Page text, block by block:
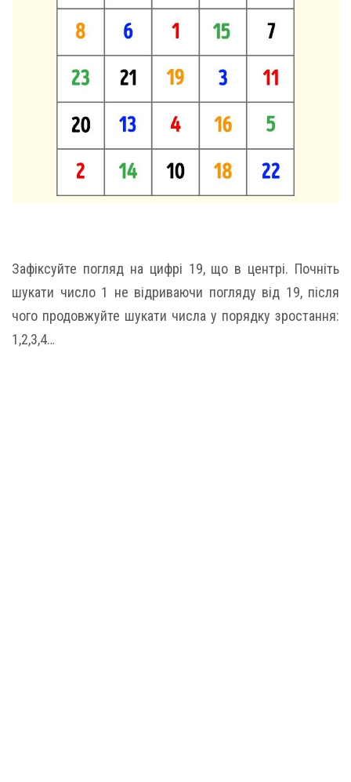
Зафіксуйте погляд на цифрі 19, що в центрі. Почніть
шукати число 1 не відриваючи погляду від 19, після
чого продовжуйте шукати числа у порядку зростання:
1,2,3,4…